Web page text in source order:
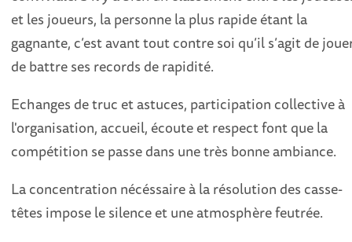
et les joueurs, la personne la plus rapide étant la
gagnante, c’est avant tout contre soi qu’il s’agit de
de battre ses records de rapidité.
Echanges de truc et astuces, participation collective à
l'organisation, accueil, écoute et respect font que la
compétition se passe dans une très bonne ambiance.
La concentration nécéssaire à la résolution des casse-
têtes impose le silence et une atmosphère feutrée.